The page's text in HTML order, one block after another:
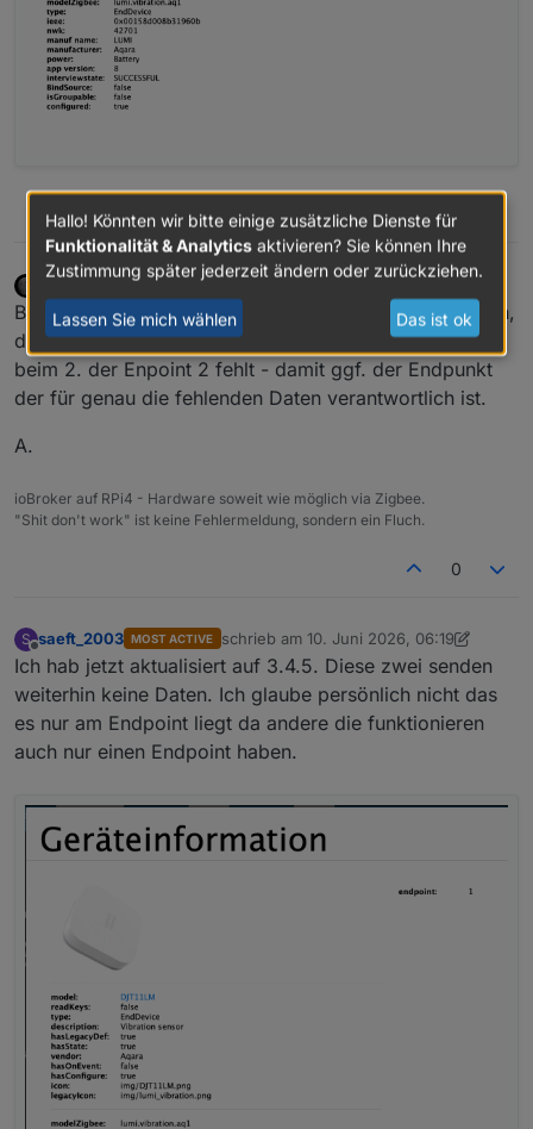
0
Offline
DEVELOPER
zuletzt editiert von
Bitte auf die Zigbee Adapter Version 3.4.5 aktualisieren,
dann nochmal die Kacheln posten. Auffällig ist, das
beim 2. der Enpoint 2 fehlt - damit ggf. der Endpunkt
der für genau die fehlenden Daten verantwortlich ist.
A.
ioBroker auf RPi4 - Hardware soweit wie möglich via Zigbee.
"Shit don't work" ist keine Fehlermeldung, sondern ein Fluch.
0
S
Offline
saeft_2003 MOST ACTIVE schrieb am 10. Juni 2026, 06:19
zuletzt editiert von saeft_20036. Okt.
Ich hab jetzt aktualisiert auf 3.4.5. Diese zwei senden
weiterhin keine Daten. Ich glaube persönlich nicht das
es nur am Endpoint liegt da andere die funktionieren
auch nur einen Endpoint haben.
Hallo! Könnten wir bitte einige zusätzliche Dienste für
Funktionalität & Analytics aktivieren? Sie können Ihre
Zustimmung später jederzeit ändern oder zurückziehen.
Lassen Sie mich wählen Das ist ok